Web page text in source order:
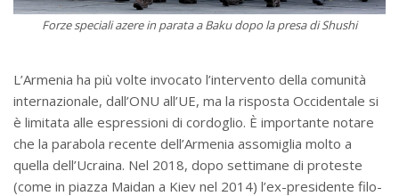
Forze speciali azere in parata a Baku dopo la presa di Shushi
L’Armenia ha più volte invocato l’intervento della comunità
internazionale, dall’ONU all’UE, ma la risposta Occidentale si
è limitata alle espressioni di cordoglio. È importante notare
che la parabola recente dell’Armenia assomiglia molto a
quella dell’Ucraina. Nel 2018, dopo settimane di proteste
(come in piazza Maidan a Kiev nel 2014) l’ex-presidente filo-